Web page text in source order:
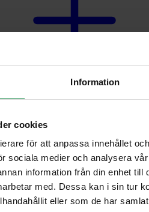
Information
cookies
för att anpassa innehållet
sociala medier och analysera
information från din enhet
med. Dessa kan i sin tur
eller som de har
Levy Bio-kasetin
mini-telineeseen
Säkinpidike Midi
Dynamic FZB
Säkinpidike Midi